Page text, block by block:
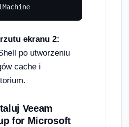
ekranu 2:
po utworzeniu
cache i
Veeam
for Microsoft